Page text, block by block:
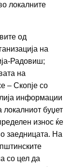
локалните
од
на
Радовиш;
на
– Скопје со
информации
локалниот буџет
износ ќе
заедницата. На
со цел да